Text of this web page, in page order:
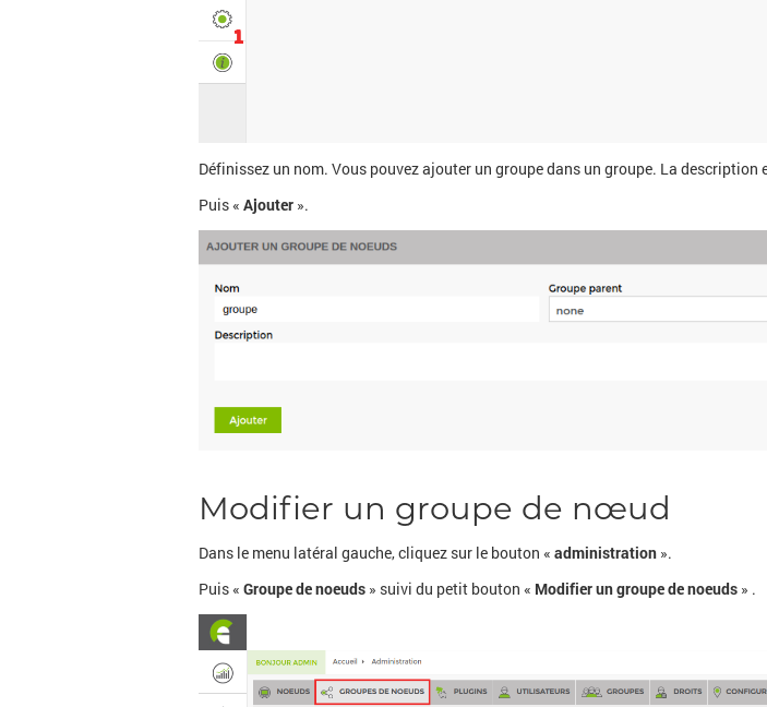
Définissez un nom. Vous pouvez ajouter un groupe dans un groupe. La description
Puis « Ajouter ».
Modifier un groupe de nœud
Dans le menu latéral gauche, cliquez sur le bouton « administration ».
Puis « Groupe de noeuds » suivi du petit bouton « Modifier un groupe de noeuds » .